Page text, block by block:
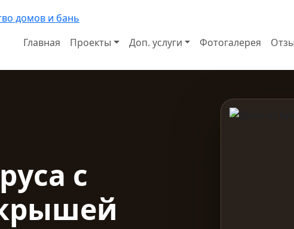
Главная Проекты Доп. услуги Фотогалерея
с